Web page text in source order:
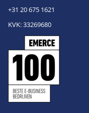
+31 20 675 1621
KVK: 33269680